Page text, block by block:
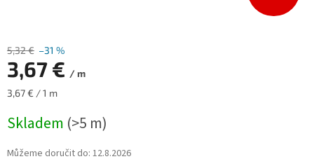
5,32 € –31 %
3,67 € / m
Měrná
3,67 € / 1 m
Skladem (>5 m)
Můžeme doručit do: 12.8.2026